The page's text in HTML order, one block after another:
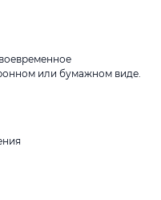
или бумажном виде.